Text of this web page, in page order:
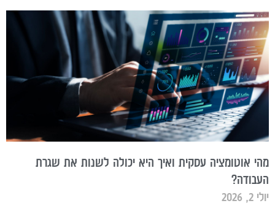
מהי אוטומציה עסקית ואיך היא יכולה לשנות את שגרת
העבודה?
יולי 2, 2026